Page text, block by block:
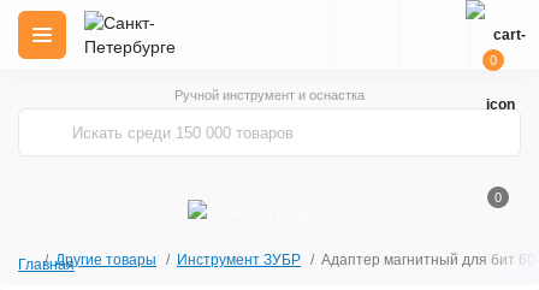
Ручной инструмент и оснастка
0
0
ГлавнаяДругие товары Инструмент ЗУБР Адаптер магнитный для бит